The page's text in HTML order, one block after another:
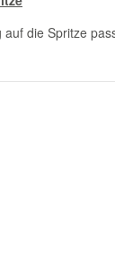
die Spritze